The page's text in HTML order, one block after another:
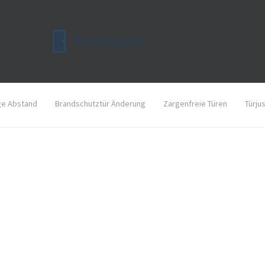
Abstand Brandschutztür Änderung Zargenfreie Türen